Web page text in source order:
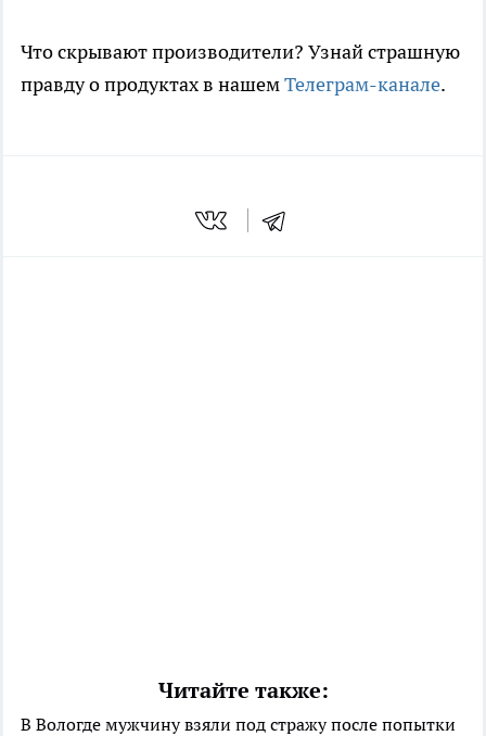
Что скрывают производители? Узнай страшную
правду о продуктах в нашемТелеграм-канале.
Читайте также:
В Вологде мужчину взяли под стражу после попытки